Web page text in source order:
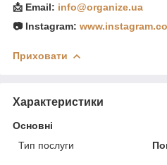
📩 Email: info@organize.ua
📷 Instagram:
Приховати
Характеристики
Основні
Тип послуги